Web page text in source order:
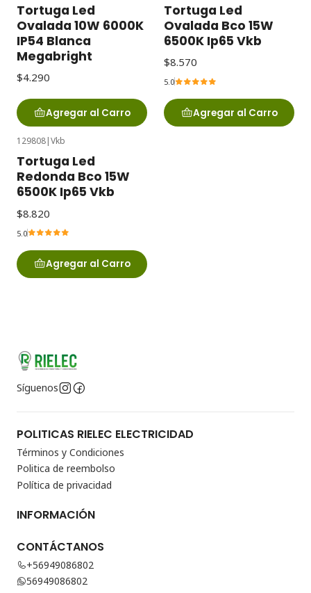
Tortuga Led
Ovalada 10W 6000K
IP54 Blanca
Megabright
$4.290
Agregar al Carro
Tortuga Led
Ovalada Bco 15W
6500K Ip65 Vkb
$8.570
5.0
Agregar al Carro
129808|Vkb
Tortuga Led
Redonda Bco 15W
6500K Ip65 Vkb
$8.820
5.0
Agregar al Carro
Síguenos
POLITICAS RIELEC ELECTRICIDAD
Términos y Condiciones
Politica de reembolso
Política de privacidad
INFORMACIÓN
CONTÁCTANOS
+56949086802
56949086802